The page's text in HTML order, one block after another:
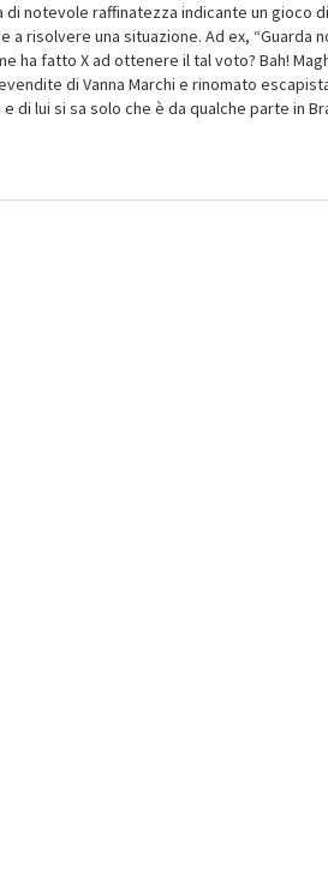
di notevole raffinatezza indicante un gioco
a risolvere una situazione. Ad ex, “Guarda
ha fatto X ad ottenere il tal voto? Bah!
di Vanna Marchi e rinomato
di lui si sa solo che è da qualche parte in